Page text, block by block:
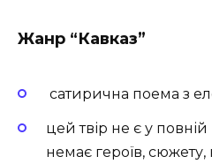
Жанр “Кавказ”
сатирична поема з
цей твір не є у
немає героїв,